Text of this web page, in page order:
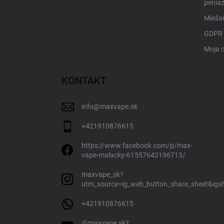
GDPR
Moja
KONTAKT
info@maxvape.sk
+421910876615
https://www.facebook.com/p/max-
vape-malacky-61557642196713/
maxvape_sk?
+421910876615